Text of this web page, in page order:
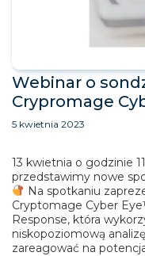
Webinar o
Crypromage
5 kwietnia 2023
13 kwietnia o godzinie
przedstawimy nowe
Na spotkaniu
Cryptomage Cyber
Response, która
niskopoziomową
zareagować na